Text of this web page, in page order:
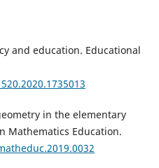
and education. Educational
in the elementary
Mathematics Education.